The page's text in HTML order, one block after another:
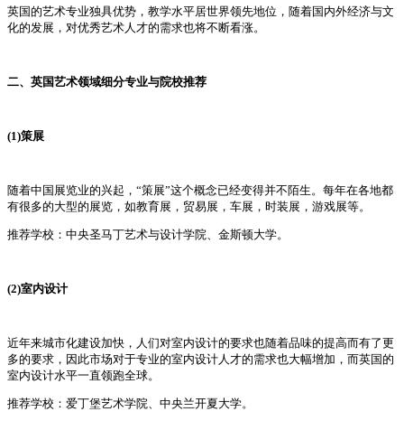
英国的艺术专业独具优势，教学水平居世界领先地位，随着国内外经济与文
化的发展，对优秀艺术人才的需求也将不断看涨。
二、英国艺术领域细分专业与院校推荐
(1)策展
随着中国展览业的兴起，“策展”这个概念已经变得并不陌生。每年在各地都
有很多的大型的展览，如教育展，贸易展，车展，时装展，游戏展等。
推荐学校：中央圣马丁艺术与设计学院、金斯顿大学。
(2)室内设计
近年来城市化建设加快，人们对室内设计的要求也随着品味的提高而有了更
多的要求，因此市场对于专业的室内设计人才的需求也大幅增加，而英国的
室内设计水平一直领跑全球。
推荐学校：爱丁堡艺术学院、中央兰开夏大学。